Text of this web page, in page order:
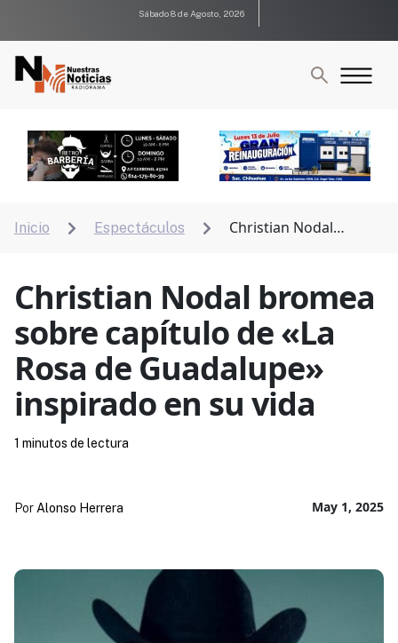
Sábado 8 de Agosto, 2026
Inicio  Espectáculos 
Christian Nodal
Christian Nodal bromea
sobre capítulo de «La
Rosa de Guadalupe»
inspirado en su vida
May 1, 2025
Por Alonso Herrera
1 minutos de lectura